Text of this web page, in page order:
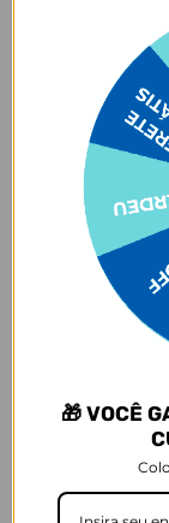
Tote Daily - Volta
★ 12009
R$239,90 33%
3x de R$79,97
GANHE UM
🎁 VOCÊ